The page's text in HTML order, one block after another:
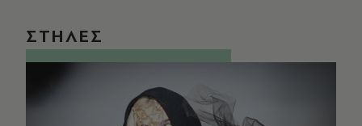
ΣΤΗΛΕΣ